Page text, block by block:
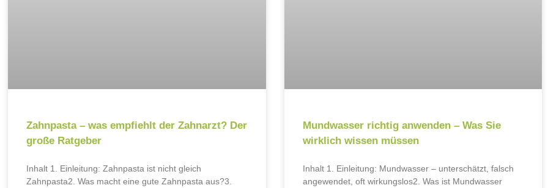
Zahnpasta – was empfiehlt der Zahnarzt? Der
große Ratgeber
Inhalt 1. Einleitung: Zahnpasta ist nicht gleich
Zahnpasta2. Was macht eine gute Zahnpasta aus?3.
Mundwasser richtig anwenden – Was Sie
wirklich wissen müssen
Inhalt 1. Einleitung: Mundwasser – unterschätzt, falsch
angewendet, oft wirkungslos2. Was ist Mundwasser